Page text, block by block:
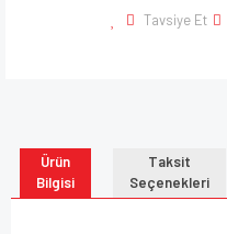
Tavsiye Et
Ürün
Bilgisi
Taksit
Seçenekleri